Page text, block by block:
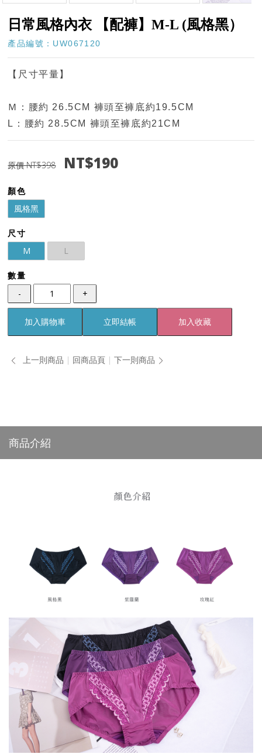
日常風格內衣 【配褲】M-L (風格黑）
產品編號：UW067120
【尺寸平量】
Ｍ：腰約 26.5CM 褲頭至褲底約19.5CM
L：腰約 28.5CM 褲頭至褲底約21CM
原價 NT$398 NT$190
顏色
風格黑
尺寸
M L
數量
- +
加入購物車 立即結帳 加入收藏
上一則商品 回商品頁 下一則商品
商品介紹